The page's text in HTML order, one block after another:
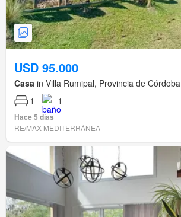
USD 95.000
Casa in Villa Rumipal, Provincia de Córdoba
1
1
Hace 5 días
RE/MAX MEDITERRÁNEA